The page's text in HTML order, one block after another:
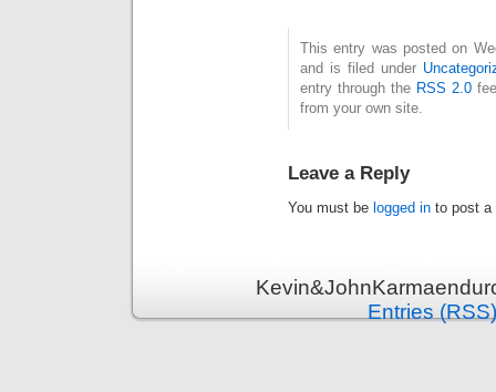
This entry was posted on
and is filed under
entry through the RSS 2.0
from your own site.
Leave a Reply
You must be logged in to post a
Entries (RSS)